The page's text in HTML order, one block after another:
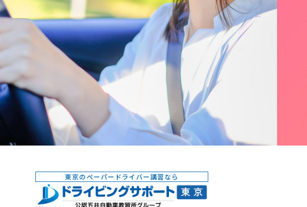
東京のペーパードライバー講習なら